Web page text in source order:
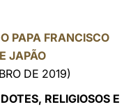
PAPA FRANCISCO
JAPÃO
DE 2019)
RELIGIOSOS E